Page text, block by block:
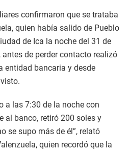
confirmaron que se trataba
quien había salido de Pueblo
de Ica la noche del 31 de
de perder contacto realizó
entidad bancaria y desde
a las 7:30 de la noche con
al banco, retiró 200 soles y
se supo más de él”, relató
quien recordó que la